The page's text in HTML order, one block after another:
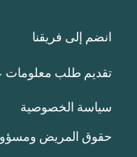
انضم إلى فريقنا
تقديم طلب معلومات
سياسة الخصوصية
حقوق المريض